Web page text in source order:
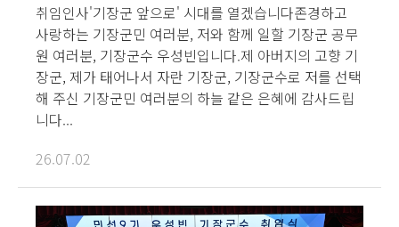
취임인사'기장군 앞으로' 시대를 열겠습니다존경하고
사랑하는 기장군민 여러분, 저와 함께 일할 기장군 공무
원 여러분, 기장군수 우성빈입니다.제 아버지의 고향 기
장군, 제가 태어나서 자란 기장군, 기장군수로 저를 선택
해 주신 기장군민 여러분의 하늘 같은 은혜에 감사드립
니다...
26.07.02